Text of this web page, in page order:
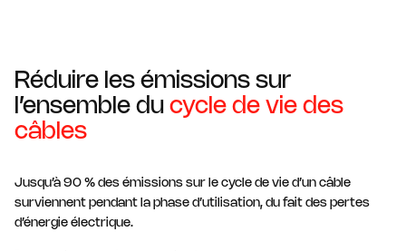
Réduire les émissions sur
l’ensemble du cycle de vie des
câbles
Jusqu’à 90 % des émissions sur le cycle de vie d’un câble
surviennent pendant la phase d’utilisation, du fait des pertes
d’énergie électrique.